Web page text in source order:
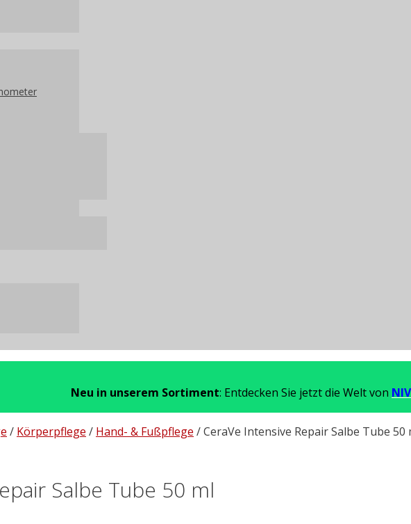
Neu in unserem Sortiment: Entdecken Sie jetzt die Welt von
/ Körperpflege / Hand- & Fußpflege / CeraVe Intensive Repair Salbe Tube 50
Salbe Tube 50 ml